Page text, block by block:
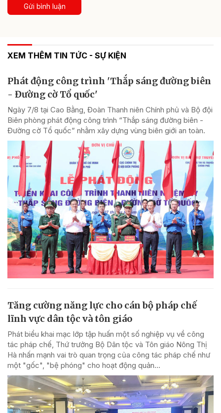
Gửi bình luận
XEM THÊM TIN TỨC - SỰ KIỆN
Phát động công trình 'Thắp sáng đường biên
- Đường cờ Tổ quốc'
Ngày 7/8 tại Cao Bằng, Đoàn Thanh niên Chính phủ và Bộ đội
Biên phòng phát động công trình “Thắp sáng đường biên -
Đường cờ Tổ quốc” nhằm xây dựng vùng biên giới an toàn.
Tăng cường năng lực cho cán bộ pháp chế
lĩnh vực dân tộc và tôn giáo
Phát biểu khai mạc lớp tập huấn một số nghiệp vụ về công
tác pháp chế, Thứ trưởng Bộ Dân tộc và Tôn giáo Nông Thị
Hà nhấn mạnh vai trò quan trọng của công tác pháp chế như
một "gốc", "bệ phóng" cho hoạt động quản...